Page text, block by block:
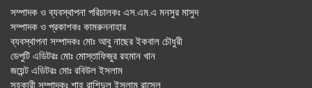
সম্পাদক ও ব্যবস্থাপনা পরিচালকঃ এস.এম.এ মনসুর মাসুদ
সম্পাদক ও প্রকাশকঃ কামরুননাহার
ব্যবস্থাপনা সম্পাদকঃ মোঃ আবু নাছের ইকবাল চৌধুরী
ডেপুটি এডিটরঃ মোঃ মোস্তাফিজুর রহমান খান
জয়েন্ট এডিটরঃ মোঃ রবিউল ইসলাম
সহকারী সম্পাদকঃ শাহ রাশিদুল ইসলাম রাসেল